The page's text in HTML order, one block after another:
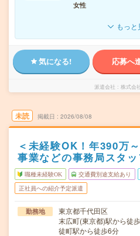
女性
もっと
気になる! 応募へ
派遣会社 株式会
未読 掲載日 2026/08/08
＜未経験OK！年390万
事業などの事務局スタッ
職種未経験OK 交通費別途支給あり
正社員への紹介予定派遣
勤務地
東京都千代田区
末広町(東京都)駅から徒
徒町駅から徒歩6分